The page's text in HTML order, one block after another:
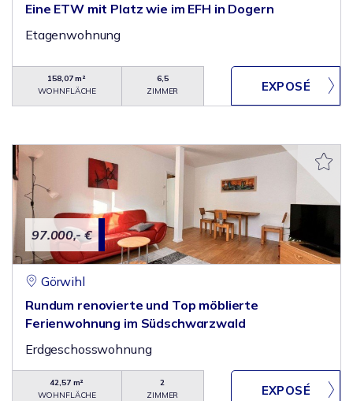
Eine ETW mit Platz wie im EFH in Dogern
Etagenwohnung
158,07 m²
WOHNFLÄCHE
6,5
ZIMMER
97.000,- €
Görwihl
Rundum renovierte und Top möblierte
Ferienwohnung im Südschwarzwald
Erdgeschosswohnung
42,57 m²
WOHNFLÄCHE
2
ZIMMER